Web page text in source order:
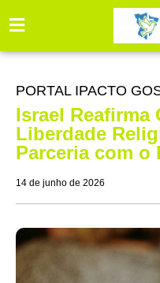
PORTAL IPACTO
Israel Reafirma
Liberdade
Parceria com o
14 de junho de 2026